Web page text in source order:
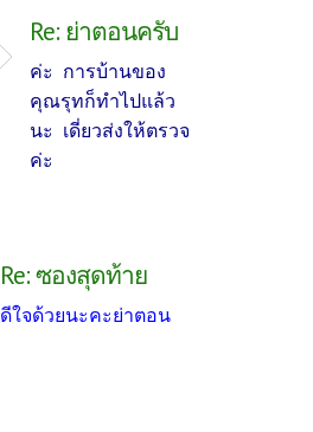
Re: ย่าตอนครับ
ค่ะ การบ้านของ
คุณรุทก็ทำไปแล้ว
นะ เดี่ยวส่งให้ตรวจ
ค่ะ
Re: ซองสุดท้าย
ดีใจด้วยนะคะย่าตอน